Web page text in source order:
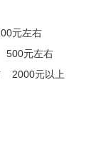
元左右
500元左右
2000元以上